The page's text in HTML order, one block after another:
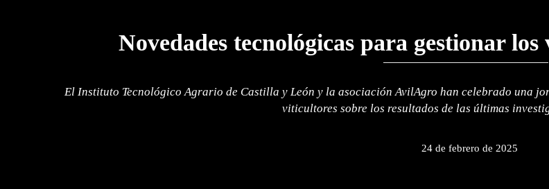
Novedades tecnológicas para gestionar
El Instituto Tecnológico Agrario de Castilla y León y la asociación AvilAgro han celebrado una
viticultores sobre los resultados de las últimas
24 de febrero de 2025